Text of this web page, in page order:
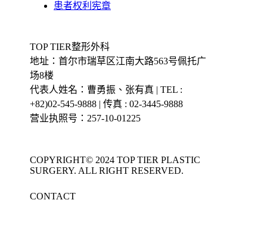
患者权利宪章
TOP TIER整形外科
地址：首尔市瑞草区江南大路563号佩托广
场8楼
代表人姓名：曹勇振、张有真 | TEL :
+82)02-545-9888 | 传真 : 02-3445-9888
营业执照号：257-10-01225
COPYRIGHT© 2024 TOP TIER PLASTIC
SURGERY. ALL RIGHT RESERVED.
CONTACT